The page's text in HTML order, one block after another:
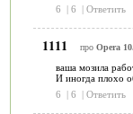
6
| 6 | Ответить
1111 про Opera
ваша мозила
И иногда плохо
6
| 6 | Ответить